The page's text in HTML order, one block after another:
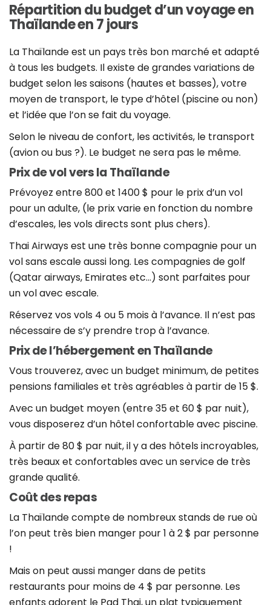
Répartition du budget d’un voyage en
Thaïlande en 7 jours
La Thaïlande est un pays très bon marché et adapté
à tous les budgets. Il existe de grandes variations de
budget selon les saisons (hautes et basses), votre
moyen de transport, le type d’hôtel (piscine ou non)
et l’idée que l’on se fait du voyage.
Selon le niveau de confort, les activités, le transport
(avion ou bus ?). Le budget ne sera pas le même.
Prix de vol vers la Thaïlande
Prévoyez entre 800 et 1400 $ pour le prix d’un vol
pour un adulte, (le prix varie en fonction du nombre
d’escales, les vols directs sont plus chers).
Thai Airways est une très bonne compagnie pour un
vol sans escale aussi long. Les compagnies de golf
(Qatar airways, Emirates etc…) sont parfaites pour
un vol avec escale.
Réservez vos vols 4 ou 5 mois à l’avance. Il n’est pas
nécessaire de s’y prendre trop à l’avance.
Prix de l’hébergement en Thaïlande
Vous trouverez, avec un budget minimum, de petites
pensions familiales et très agréables à partir de 15 $.
Avec un budget moyen (entre 35 et 60 $ par nuit),
vous disposerez d’un hôtel confortable avec piscine.
À partir de 80 $ par nuit, il y a des hôtels incroyables,
très beaux et confortables avec un service de très
grande qualité.
Coût des repas
La Thaïlande compte de nombreux stands de rue où
l’on peut très bien manger pour 1 à 2 $ par personne
!
Mais on peut aussi manger dans de petits
restaurants pour moins de 4 $ par personne. Les